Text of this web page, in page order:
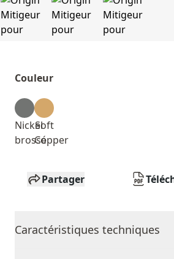
Couleur
Nickel
brossé
Soft
Copper
Partager
Caractéristiques techniques